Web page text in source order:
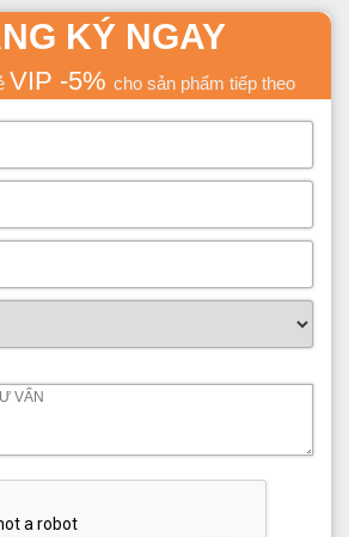
KÝ NGAY
VIP -5% cho sản phẩm tiếp theo